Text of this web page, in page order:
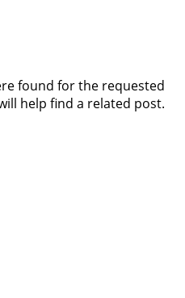
found for the requested
help find a related post.